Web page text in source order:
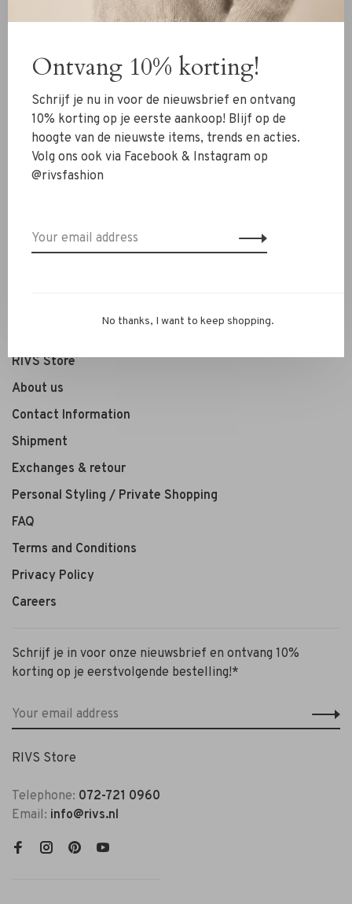
Sort by:
Showing 1 - 4 of 4
New Arrivals
Shoes
Jewelry
RIVS Store
About us
Contact Information
Shipment
Exchanges & retour
Personal Styling / Private Shopping
FAQ
Terms and Conditions
Privacy Policy
Careers
Schrijf je in voor onze nieuwsbrief en ontvang 10%
korting op je eerstvolgende bestelling!*
RIVS Store
Telephone: 072-721 0960
Email: info@rivs.nl
Ontvang 10% korting!
Schrijf je nu in voor de nieuwsbrief en ontvang
10% korting op je eerste aankoop! Blijf op de
hoogte van de nieuwste items, trends en acties.
Volg ons ook via Facebook & Instagram op
@rivsfashion
No thanks, I want to keep shopping.